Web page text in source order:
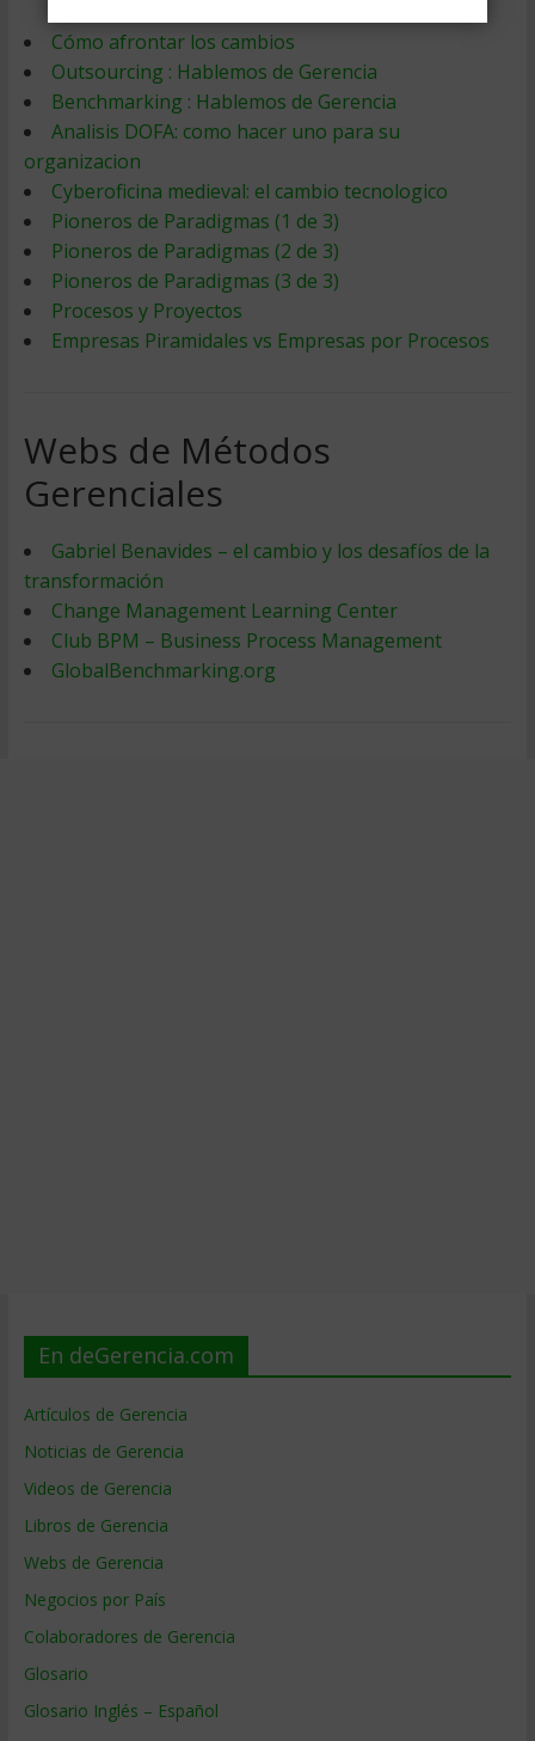
Cómo afrontar los cambios
Outsourcing : Hablemos de Gerencia
Benchmarking : Hablemos de Gerencia
Analisis DOFA: como hacer uno para su
organizacion
Cyberoficina medieval: el cambio tecnologico
Pioneros de Paradigmas (1 de 3)
Pioneros de Paradigmas (2 de 3)
Pioneros de Paradigmas (3 de 3)
Procesos y Proyectos
Empresas Piramidales vs Empresas por Procesos
Webs de Métodos
Gerenciales
Gabriel Benavides – el cambio y los desafíos de la
transformación
Change Management Learning Center
Club BPM – Business Process Management
GlobalBenchmarking.org
En deGerencia.com
Artículos de Gerencia
Noticias de Gerencia
Videos de Gerencia
Libros de Gerencia
Webs de Gerencia
Negocios por País
Colaboradores de Gerencia
Glosario
Glosario Inglés – Español